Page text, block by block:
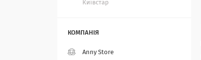
Київстар
Anny Store